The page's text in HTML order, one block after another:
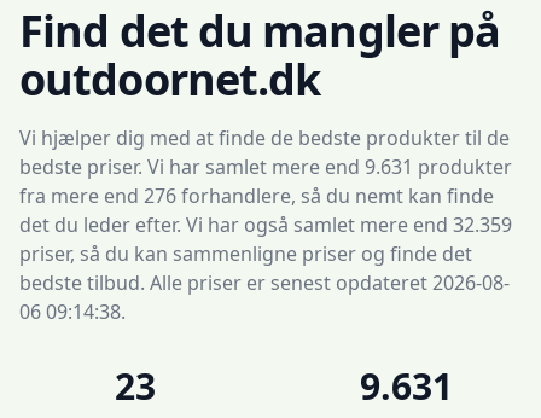
Find det du mangler på
outdoornet.dk
Vi hjælper dig med at finde de bedste produkter til de
bedste priser. Vi har samlet mere end 9.631 produkter
fra mere end 276 forhandlere, så du nemt kan finde
det du leder efter. Vi har også samlet mere end 32.359
priser, så du kan sammenligne priser og finde det
bedste tilbud. Alle priser er senest opdateret 2026-08-
06 09:14:38.
23 9.631